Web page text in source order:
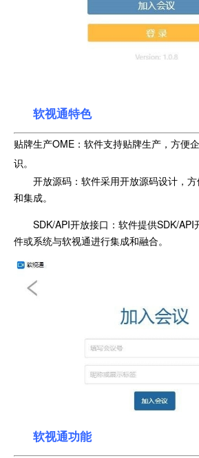
软视通特色
贴牌生产OME：软件支持贴牌生产，方便
识。
开放源码：软件采用开放源码设计，
和集成。
SDK/API开放接口：软件提供SDK/
件或系统与软视通进行集成和融合。
软视通功能